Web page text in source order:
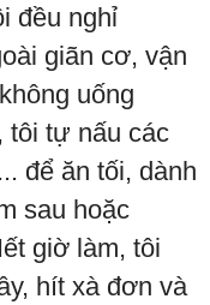
đều nghỉ
giãn cơ, vận
uống
tôi tự nấu các
để ăn tối, dành
sau hoặc
giờ làm, tôi
hít xà đơn và